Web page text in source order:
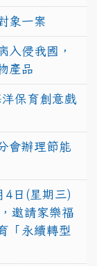
象一案
入侵我國，
產品
保育創意戲
會辦理節能
4日(星期三)
邀請家樂福
「永續轉型